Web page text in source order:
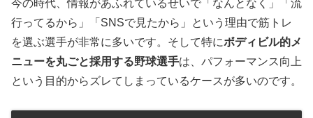
今の時代、情報があふれているせいで「なんとなく」「流
行ってるから」「SNSで見たから」という理由で筋トレ
を選ぶ選手が非常に多いです。そして特にボディビル的メ
ニューを丸ごと採用する野球選手は、パフォーマンス向上
という目的からズレてしまっているケースが多いのです。